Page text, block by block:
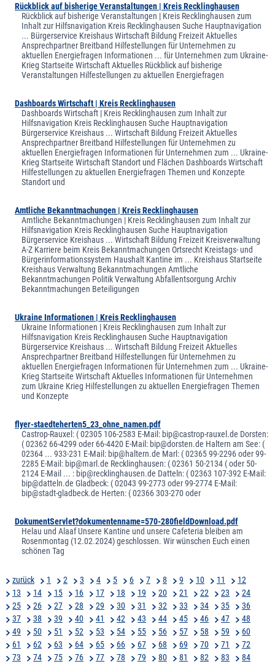
Rückblick auf bisherige Veranstaltungen | Kreis Recklinghausen
Rückblick auf bisherige Veranstaltungen | Kreis Recklinghausen zum
Inhalt zur Hilfsnavigation Kreis Recklinghausen Suche Hauptnavigation
... Bürgerservice Kreishaus Wirtschaft Bildung Freizeit Aktuelles
Ansprechpartner Breitband Hilfestellungen für Unternehmen zu
aktuellen Energiefragen Informationen ... für Unternehmen zum Ukraine-
Krieg Startseite Wirtschaft Aktuelles Rückblick auf bisherige
Veranstaltungen Hilfestellungen zu aktuellen Energiefragen
Dashboards Wirtschaft | Kreis Recklinghausen
Dashboards Wirtschaft | Kreis Recklinghausen zum Inhalt zur
Hilfsnavigation Kreis Recklinghausen Suche Hauptnavigation
Bürgerservice Kreishaus ... Wirtschaft Bildung Freizeit Aktuelles
Ansprechpartner Breitband Hilfestellungen für Unternehmen zu
aktuellen Energiefragen Informationen für Unternehmen zum ... Ukraine-
Krieg Startseite Wirtschaft Standort und Flächen Dashboards Wirtschaft
Hilfestellungen zu aktuellen Energiefragen Themen und Konzepte
Standort und
Amtliche Bekanntmachungen | Kreis Recklinghausen
Amtliche Bekanntmachungen | Kreis Recklinghausen zum Inhalt zur
Hilfsnavigation Kreis Recklinghausen Suche Hauptnavigation
Bürgerservice Kreishaus ... Wirtschaft Bildung Freizeit Kreisverwaltung
A-Z Karriere beim Kreis Bekanntmachungen Ortsrecht Kreistags- und
Bürgerinformationssystem Haushalt Kantine im ... Kreishaus Startseite
Kreishaus Verwaltung Bekanntmachungen Amtliche
Bekanntmachungen Politik Verwaltung Abfallentsorgung Archiv
Bekanntmachungen Beteiligungen
Ukraine Informationen | Kreis Recklinghausen
Ukraine Informationen | Kreis Recklinghausen zum Inhalt zur
Hilfsnavigation Kreis Recklinghausen Suche Hauptnavigation
Bürgerservice Kreishaus ... Wirtschaft Bildung Freizeit Aktuelles
Ansprechpartner Breitband Hilfestellungen für Unternehmen zu
aktuellen Energiefragen Informationen für Unternehmen zum ... Ukraine-
Krieg Startseite Wirtschaft Aktuelles Informationen für Unternehmen
zum Ukraine Krieg Hilfestellungen zu aktuellen Energiefragen Themen
und Konzepte
flyer-staedteherten5_23_ohne_namen.pdf
Castrop-Rauxel: ( 02305 106-2583 E-Mail: bip@castrop-rauxel.de Dorsten:
( 02362 66-4299 oder 66-4420 E-Mail: bip@dorsten.de Haltern am See: (
02364 ... 933-231 E-Mail: bip@haltern.de Marl: ( 02365 99-2296 oder 99-
2285 E-Mail: bip@marl.de Recklinghausen: ( 02361 50-2134 ( oder 50-
2124 E-Mail ... : bip@recklinghausen.de Datteln: ( 02363 107-392 E-Mail:
bip@datteln.de Gladbeck: ( 02043 99-2773 oder 99-2774 E-Mail:
bip@stadt-gladbeck.de Herten: ( 02366 303-270 oder
DokumentServlet?dokumentenname=570-280fieldDownload.pdf
Helau und Alaaf Unsere Kantine und unsere Cafeteria bleiben am
Rosenmontag (12.02.2024) geschlossen. Wir wünschen Euch einen
schönen Tag
zurück 1 2 3 4 5 6 7 8 9 10 11
12
13
14 15 16 17 18 19 20 21 22 23
24
25
26 27 28 29 30 31 32 33 34 35
36
37
38 39 40 41 42 43 44 45 46 47
48
49
50 51 52 53 54 55 56 57 58 59
60
61
62 63 64 65 66 67 68 69 70 71
72
73
74 75 76 77 78 79 80 81 82 83
84